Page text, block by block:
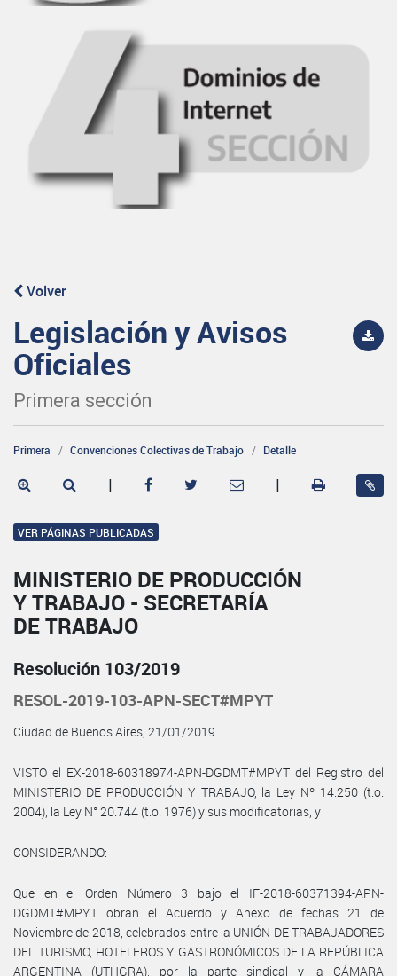
Volver
Legislación y Avisos
Oficiales
Primera sección
Primera Convenciones Colectivas de Trabajo Detalle
| |
VER PÁGINAS PUBLICADAS
MINISTERIO DE PRODUCCIÓN
Y TRABAJO - SECRETARÍA
DE TRABAJO
Resolución 103/2019
RESOL-2019-103-APN-SECT#MPYT
Ciudad de Buenos Aires, 21/01/2019
VISTO el EX-2018-60318974-APN-DGDMT#MPYT del Registro del
MINISTERIO DE PRODUCCIÓN Y TRABAJO, la Ley Nº 14.250 (t.o.
2004), la Ley N° 20.744 (t.o. 1976) y sus modificatorias, y
CONSIDERANDO:
Que en el Orden Número 3 bajo el IF-2018-60371394-APN-
DGDMT#MPYT obran el Acuerdo y Anexo de fechas 21 de
Noviembre de 2018, celebrados entre la UNIÓN DE TRABAJADORES
DEL TURISMO, HOTELEROS Y GASTRONÓMICOS DE LA REPÚBLICA
ARGENTINA (UTHGRA), por la parte sindical y la CÁMARA